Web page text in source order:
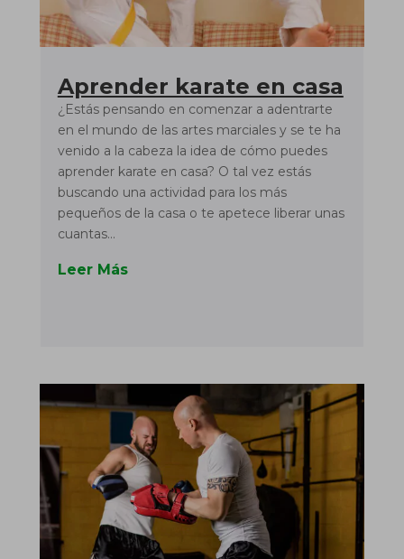
Aprender karate en casa
¿Estás pensando en comenzar a adentrarte
en el mundo de las artes marciales y se te ha
venido a la cabeza la idea de cómo puedes
aprender karate en casa? O tal vez estás
buscando una actividad para los más
pequeños de la casa o te apetece liberar unas
cuantas...
Leer Más